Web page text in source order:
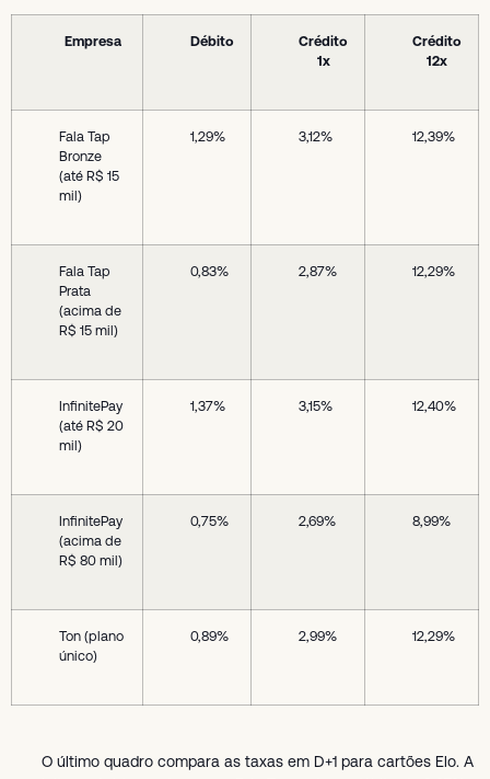
Empresa Débito
Crédito
1x
Crédito
12x
Fala Tap
Bronze
(até R$ 15
mil)
1,29% 3,12% 12,39%
Fala Tap
Prata
(acima de
R$ 15 mil)
0,83% 2,87% 12,29%
InfinitePay
(até R$ 20
mil)
1,37% 3,15% 12,40%
InfinitePay
(acima de
R$ 80 mil)
0,75% 2,69% 8,99%
Ton (plano
único)
0,89% 2,99% 12,29%
O último quadro compara as taxas em D+1 para cartões Elo. A